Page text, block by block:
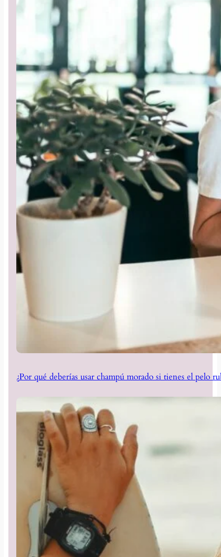
¿Por qué deberías usar champú morado si tienes el pelo